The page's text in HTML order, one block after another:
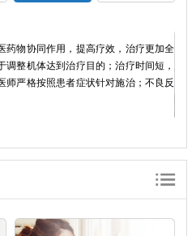
药物协同作用，提高疗效，治疗更加全
调整机体达到治疗目的；治疗时间短，
师严格按照患者症状针对施治；不良反